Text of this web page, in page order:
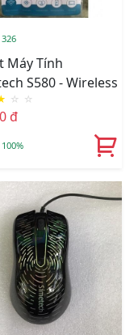
Máy Tính
S580 - Wireless
☆ ☆
đ